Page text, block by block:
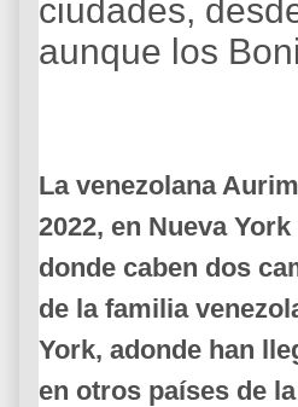
ciudades,
aunque los
La venezolana
2022, en Nueva
donde caben dos
de la familia
York, adonde han
en otros países de